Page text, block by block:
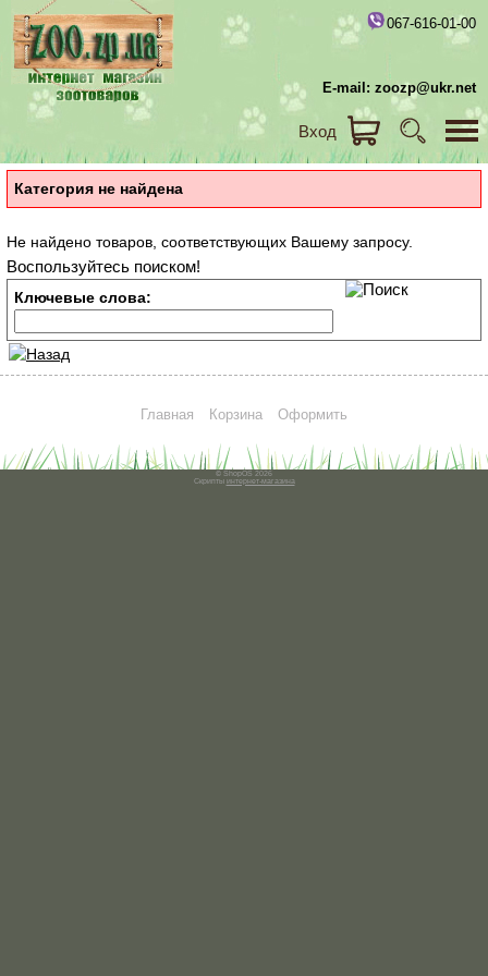
067-616-01-00
E-mail: zoozp@ukr.net
Вход
Категория не найдена
Не найдено товаров, соответствующих Вашему запросу.
Воспользуйтесь поиском!
Ключевые слова:
Главная Корзина Оформить
© ShopOS 2026
Скрипты интернет-магазина